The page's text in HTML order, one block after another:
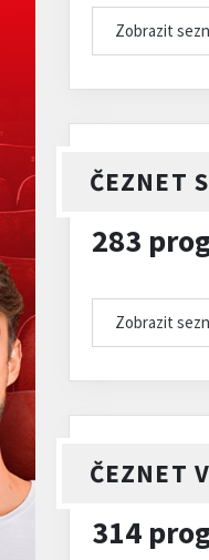
Zobrazit
ČEZNET
283
Zobrazit
ČEZNET
314